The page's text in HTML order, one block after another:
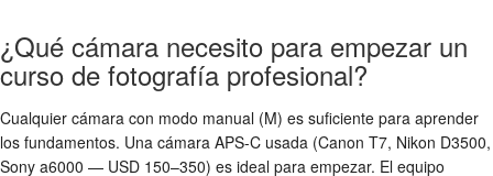
¿Qué cámara necesito para empezar un
curso de fotografía profesional?
Cualquier cámara con modo manual (M) es suficiente para aprender
los fundamentos. Una cámara APS-C usada (Canon T7, Nikon D3500,
Sony a6000 — USD 150–350) es ideal para empezar. El equipo